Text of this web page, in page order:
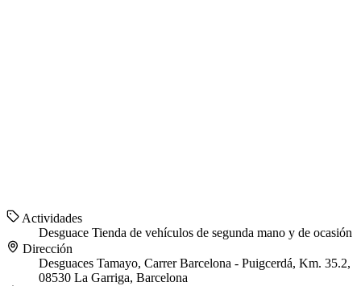
Actividades
Desguace Tienda de vehículos de segunda mano y de ocasión
Dirección
Desguaces Tamayo, Carrer Barcelona - Puigcerdá, Km. 35.2,
08530 La Garriga, Barcelona